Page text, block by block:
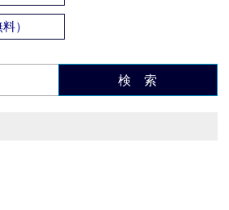
）
検 索